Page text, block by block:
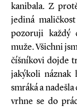
kanibala. Z
jediná
pozoruji každý
muže. Všichni
číšníkovi dojde
jakýkoli náznak
smráká a
vrhne se do